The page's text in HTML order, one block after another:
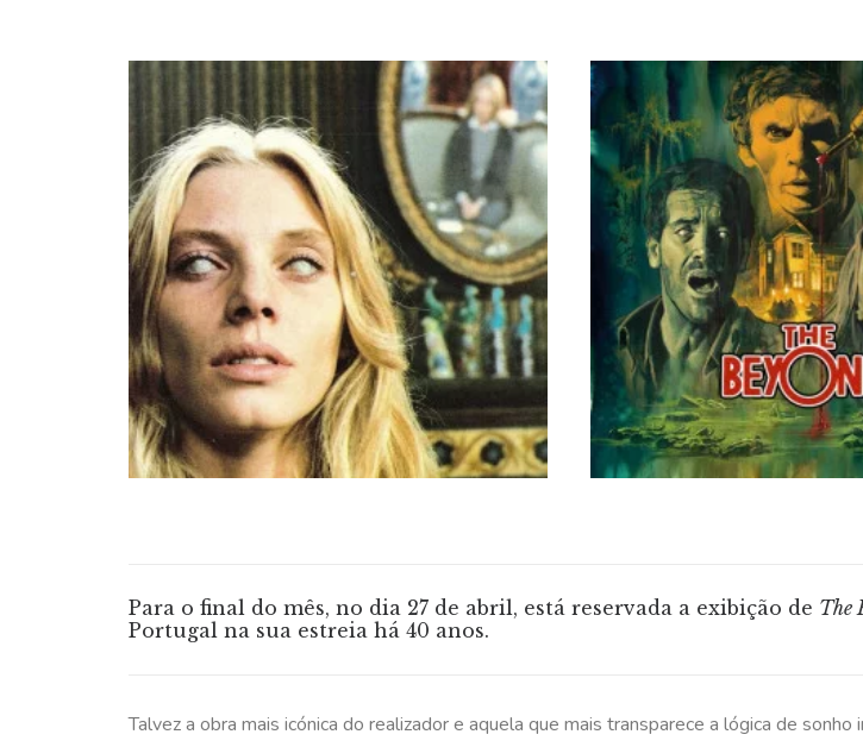
Para o final do mês, no dia 27 de abril, está reservada a exibição de The
Portugal na sua estreia há 40 anos.
Talvez a obra mais icónica do realizador e aquela que mais transparece a lógica de